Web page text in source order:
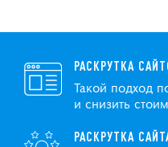
РАСКРУТКА
Такой подход
и снизить
РАСКРУТКА